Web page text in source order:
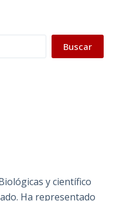
Buscar
y científico
Ha representado